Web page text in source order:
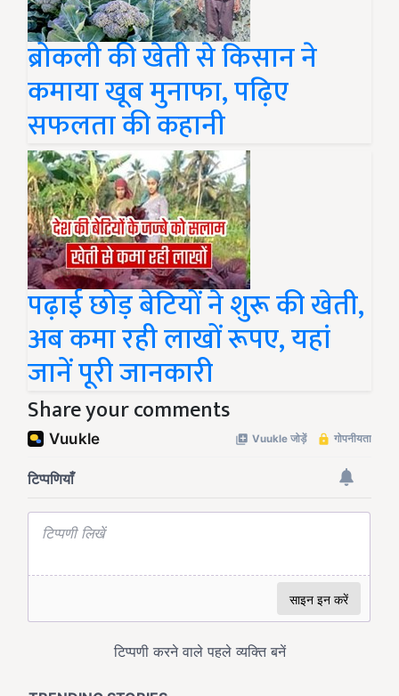
ब्रोकली की खेती से किसान ने
कमाया खूब मुनाफा, पढ़िए
सफलता की कहानी
पढ़ाई छोड़ बेटियों ने शुरू की खेती,
अब कमा रही लाखों रूपए, यहां
जानें पूरी जानकारी
Share your comments